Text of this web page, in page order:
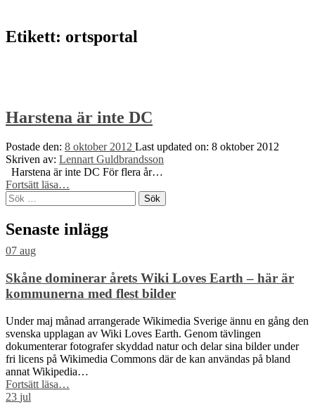
Etikett: ortsportal
Harstena är inte DC
Postade den: 8 oktober 2012 Last updated on: 8 oktober 2012
Skriven av: Lennart Guldbrandsson
Harstena är inte DC För flera år…
Fortsätt läsa“Harstena
inte
DC”
…
Sök
efter:
Senaste inlägg
07 aug
Skåne dominerar årets Wiki Loves Earth – här är
kommunerna med flest bilder
Under maj månad arrangerade Wikimedia Sverige ännu en gång den
svenska upplagan av Wiki Loves Earth. Genom tävlingen
dokumenterar fotografer skyddad natur och delar sina bilder under
fri licens på Wikimedia Commons där de kan användas på bland
annat Wikipedia…
Fortsätt läsa…
23 jul